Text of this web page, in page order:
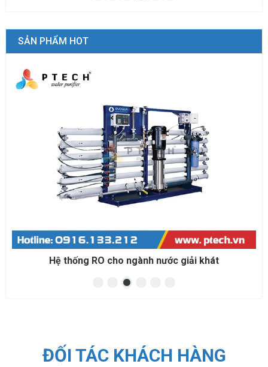
SẢN PHẨM HOT
Hệ thống RO cho đóng bình đóng chai
ĐỐI TÁC KHÁCH HÀNG